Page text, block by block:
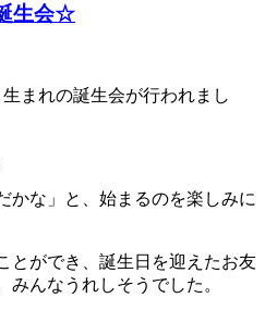
生会☆
まれの誕生会が行われまし
かな」と、始まるのを楽しみに
とができ、誕生日を迎えたお友
んなうれしそうでした。